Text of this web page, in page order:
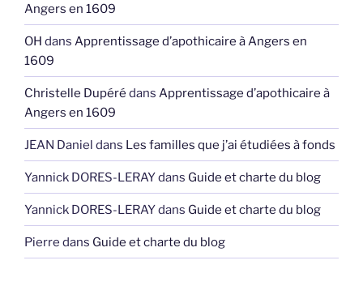
Angers en 1609
OH dans Apprentissage d’apothicaire à Angers en
1609
Christelle Dupéré dans Apprentissage d’apothicaire à
Angers en 1609
JEAN Daniel dans Les familles que j’ai étudiées à fonds
Yannick DORES-LERAYdans Guide et charte du blog
Yannick DORES-LERAYdans Guide et charte du blog
Pierre dans Guide et charte du blog